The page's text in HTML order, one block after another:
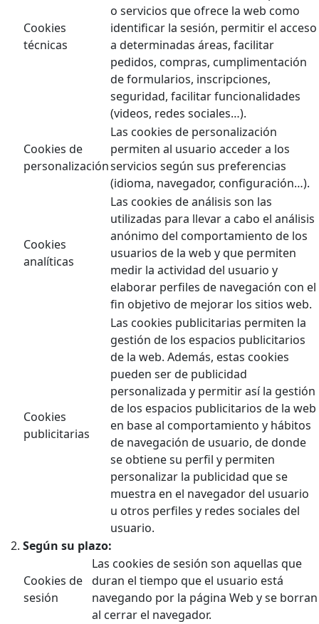
Cookies
técnicas
o servicios que ofrece la web como
identificar la sesión, permitir el acceso
a determinadas áreas, facilitar
pedidos, compras, cumplimentación
de formularios, inscripciones,
seguridad, facilitar funcionalidades
(videos, redes sociales…).
Cookies de
personalización
Las cookies de personalización
permiten al usuario acceder a los
servicios según sus preferencias
(idioma, navegador, configuración…).
Cookies
analíticas
Las cookies de análisis son las
utilizadas para llevar a cabo el análisis
anónimo del comportamiento de los
usuarios de la web y que permiten
medir la actividad del usuario y
elaborar perfiles de navegación con el
fin objetivo de mejorar los sitios web.
Cookies
publicitarias
Las cookies publicitarias permiten la
gestión de los espacios publicitarios
de la web. Además, estas cookies
pueden ser de publicidad
personalizada y permitir así la gestión
de los espacios publicitarios de la web
en base al comportamiento y hábitos
de navegación de usuario, de donde
se obtiene su perfil y permiten
personalizar la publicidad que se
muestra en el navegador del usuario
u otros perfiles y redes sociales del
usuario.
Según su plazo:
Cookies de
sesión
Las cookies de sesión son aquellas que
duran el tiempo que el usuario está
navegando por la página Web y se borran
al cerrar el navegador.